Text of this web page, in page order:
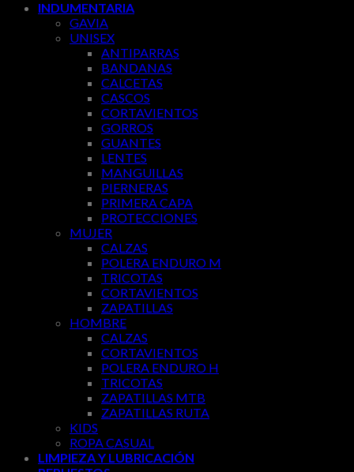
INDUMENTARIA
GAVIA
UNISEX
ANTIPARRAS
BANDANAS
CALCETAS
CASCOS
CORTAVIENTOS
GORROS
GUANTES
LENTES
MANGUILLAS
PIERNERAS
PRIMERA CAPA
PROTECCIONES
MUJER
CALZAS
POLERA ENDURO M
TRICOTAS
CORTAVIENTOS
ZAPATILLAS
HOMBRE
CALZAS
CORTAVIENTOS
POLERA ENDURO H
TRICOTAS
ZAPATILLAS MTB
ZAPATILLAS RUTA
KIDS
ROPA CASUAL
LIMPIEZA Y LUBRICACIÓN